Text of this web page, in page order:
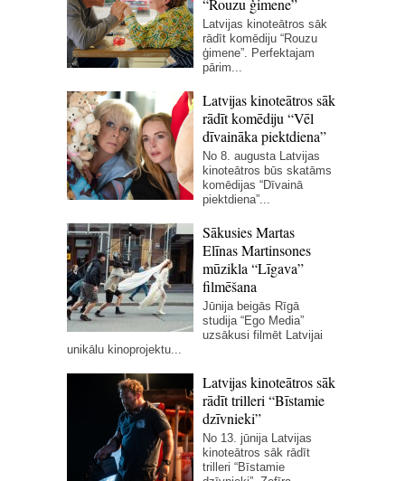
“Rouzu ģimene”
Latvijas kinoteātros sāk
rādīt komēdiju “Rouzu
ģimene”. Perfektajam
pārim...
Latvijas kinoteātros sāk
rādīt komēdiju “Vēl
dīvaināka piektdiena”
No 8. augusta Latvijas
kinoteātros būs skatāms
komēdijas “Dīvainā
piektdiena”...
Sākusies Martas
Elīnas Martinsones
mūzikla “Līgava”
filmēšana
Jūnija beigās Rīgā
studija “Ego Media”
uzsākusi filmēt Latvijai
unikālu kinoprojektu...
Latvijas kinoteātros sāk
rādīt trilleri “Bīstamie
dzīvnieki”
No 13. jūnija Latvijas
kinoteātros sāk rādīt
trilleri “Bīstamie